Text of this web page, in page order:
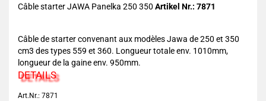
Câble starter JAWA Panelka 250 350 Artikel Nr.: 7871
Câble de starter convenant aux modèles Jawa de 250 et 350
cm3 des types 559 et 360. Longueur totale env. 1010mm,
longueur de la gaine env. 950mm.
DETAILS
Art.Nr.: 7871